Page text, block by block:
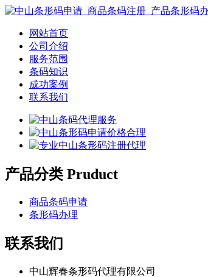
网站首页
公司介绍
服务范围
条码知识
成功案例
联系我们
产品分类 Pruduct
商品条码申请
条形码办理
联系我们
中山辉春条形码代理有限公司